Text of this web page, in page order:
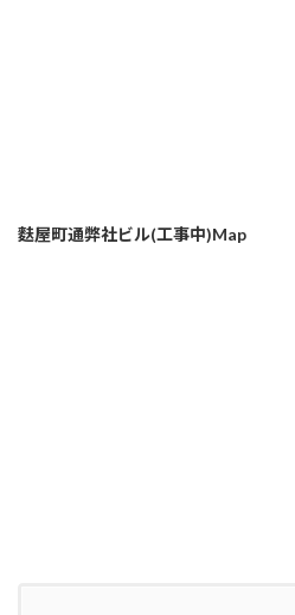
麩屋町通弊社ビル(工事中)Map